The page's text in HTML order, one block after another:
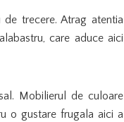
trecere. Atrag atentia
care aduce aici
Mobilierul de culoare
o gustare frugala aici a